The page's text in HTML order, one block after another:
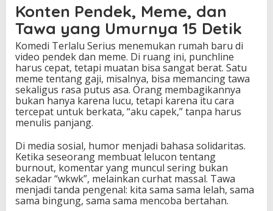
Konten Pendek, Meme, dan
Tawa yang Umurnya 15 Detik
Komedi Terlalu Serius menemukan rumah baru di
video pendek dan meme. Di ruang ini, punchline
harus cepat, tetapi muatan bisa sangat berat. Satu
meme tentang gaji, misalnya, bisa memancing tawa
sekaligus rasa putus asa. Orang membagikannya
bukan hanya karena lucu, tetapi karena itu cara
tercepat untuk berkata, “aku capek,” tanpa harus
menulis panjang.
Di media sosial, humor menjadi bahasa solidaritas.
Ketika seseorang membuat lelucon tentang
burnout, komentar yang muncul sering bukan
sekadar “wkwk”, melainkan curhat massal. Tawa
menjadi tanda pengenal: kita sama sama lelah, sama
sama bingung, sama sama mencoba bertahan.